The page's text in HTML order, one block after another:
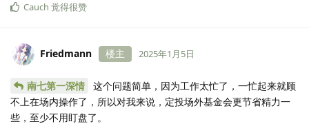
Cauch 觉得很赞
Friedmann 楼主 2025年1月5日
南七第一深情
这个问题简单，因为工作太忙了，一忙起来就顾
不上在场内操作了，所以对我来说，定投场外基金会更节省精力一
些，至少不用盯盘了。